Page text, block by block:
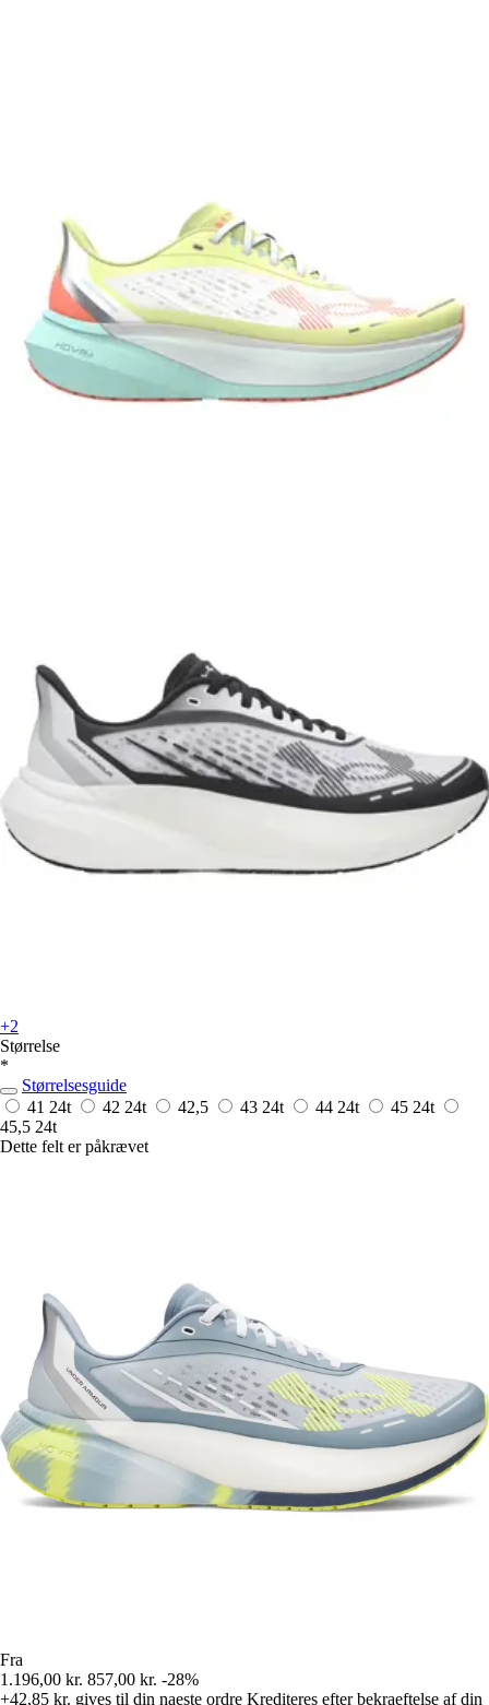
+2
Størrelse
*
Størrelsesguide
41 24t 42 24t 42,5 43 24t 44 24t 45 24t
45,5 24t
Dette felt er påkrævet
Fra
1.196,00 kr. 857,00 kr. -28%
+42,85 kr. gives til din naeste ordre Krediteres efter bekraeftelse af din